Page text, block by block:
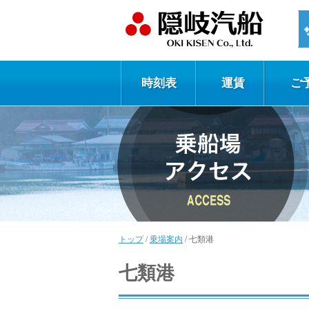
時刻表 運賃 ご
トップ/乗場案内 /七類港
七類港